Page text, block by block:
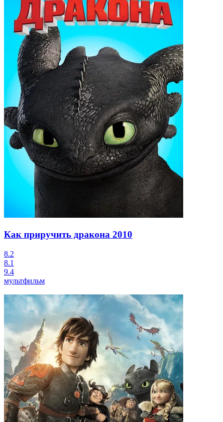
Как приручить дракона 2010
8.2
8.1
9.4
мультфильм